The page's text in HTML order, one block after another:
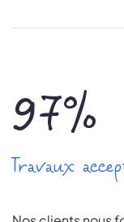
97%
Travaux